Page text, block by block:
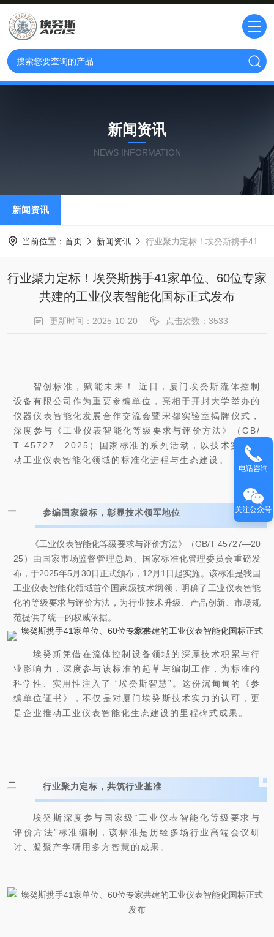
新闻资讯
NEWS INFORMATION
新闻资讯
当前位置： 首页 新闻资讯 行业聚力定标！埃癸斯携手41家单位、60位专家共建的工业仪表智能化国标正式发布
行业聚力定标！埃癸斯携手41家单位、60位专家
共建的工业仪表智能化国标正式发布
更新时间：2025-10-20 点击次数：3533
智创标准，赋能未来！ 近日，厦门埃癸斯流体控制
设备有限公司作为重要参编单位，亮相于开封大学举办的
仪器仪表智能化发展合作交流会暨宋都实验室揭牌仪式，
深度参与《工业仪表智能化等级要求与评价方法》（GB/
T 45727—2025）国家标准的系列活动，以技术实力推
动工业仪表智能化领域的标准化进程与生态建设。
一 参编国家级标， 彰显技术领军地位
《工业仪表智能化等级要求与评价方法》（GB/T 45727—20
25）由国家市场监督管理总局、国家标准化管理委员会重磅发
布，于2025年5月30日正式颁布，12月1日起实施。该标准是我国
工业仪表智能化领域首个国家级技术纲领，明确了工业仪表智能
化的等级要求与评价方法，为行业技术升级、产品创新、市场规
范提供了统一的权威依据。
埃癸斯凭借在流体控制设备领域的深厚技术积累与行
业影响力，深度参与该标准的起草与编制工作，为标准的
科学性、实用性注入了 “埃癸斯智慧”。这份沉甸甸的《参
编单位证书》，不仅是对厦门埃癸斯技术实力的认可，更
是企业推动工业仪表智能化生态建设的里程碑式成果。
二 行业聚力定标，共筑行业基准
埃癸斯深度参与国家级“工业仪表智能化等级要求与
评价方法”标准编制，该标准是历经多场行业高端会议研
讨、凝聚产学研用多方智慧的成果。
电话咨询
关注公众号